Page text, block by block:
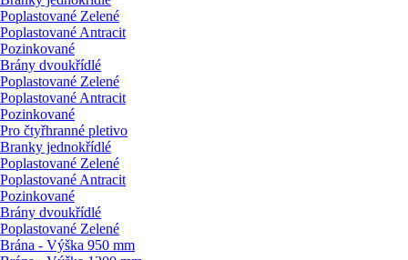
Poplastované Zelené
Poplastované Antracit
Pozinkované
Brány dvoukřídlé
Poplastované Zelené
Poplastované Antracit
Pozinkované
Pro čtyřhranné pletivo
Branky jednokřídlé
Poplastované Zelené
Poplastované Antracit
Pozinkované
Brány dvoukřídlé
Poplastované Zelené
Brána - Výška 950 mm